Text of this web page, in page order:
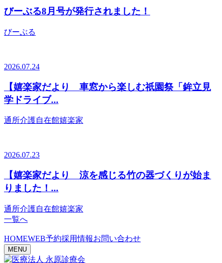
びーぶる8月号が発行されました！
びーぶる
2026.07.24
【嬉楽家だより 車窓から楽しむ祇園祭「鉾立見
学ドライブ...
通所介護自在館嬉楽家
2026.07.23
【嬉楽家だより 涼を感じる竹の器づくりが始ま
りました！...
通所介護自在館嬉楽家
一覧へ
HOMEWEB予約採用情報お問い合わせ
MENU